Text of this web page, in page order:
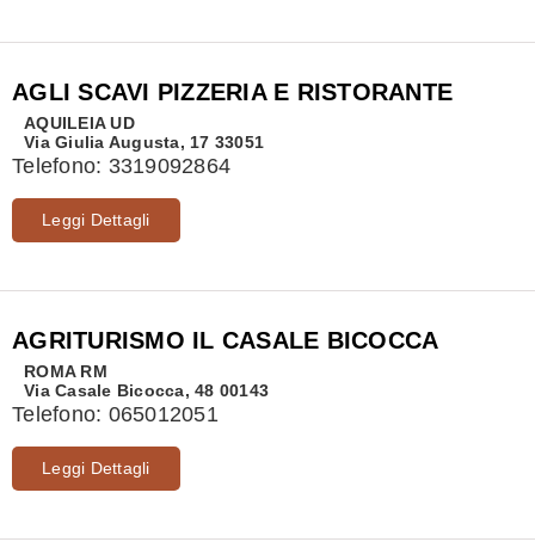
AGLI SCAVI PIZZERIA E RISTORANTE
AQUILEIA UD
Via Giulia Augusta, 17 33051
Telefono: 3319092864
Leggi Dettagli
AGRITURISMO IL CASALE BICOCCA
ROMA RM
Via Casale Bicocca, 48 00143
Telefono: 065012051
Leggi Dettagli